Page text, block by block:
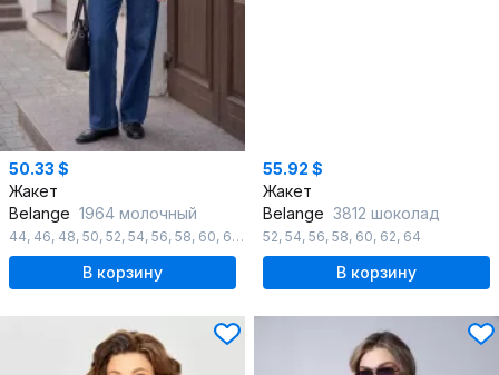
50.33 $
Жакет
Belange 1964 молочный
44, 46, 48, 50, 52, 54, 56, 58, 60, 62 , 64
В корзину
55.92 $
Жакет
Belange 3812 шоколад
52, 54, 56, 58, 60, 62, 64
В корзину